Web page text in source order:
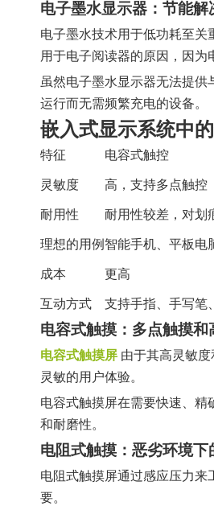
电子墨水显示器：节能解
电子墨水技术用于低功耗至
用于电子阅读器的原因，因为
虽然电子墨水显示器无法提供
运行而无需频繁充电的设备。
嵌入式显示系统中
特征 电容式触控
灵敏度
高，支持多点触控
耐用性
耐用性较差，对划
理想的用例智能手机、平板电
成本
更高
互动方式
支持手指、手写笔
电容式触摸：多点触摸和
电容式触摸屏 由于其高灵敏
灵敏的用户体验。
电容式触摸屏在需要快速、
和耐磨性。
电阻式触摸：恶劣环境下
电阻式触摸屏通过感应压力
要。